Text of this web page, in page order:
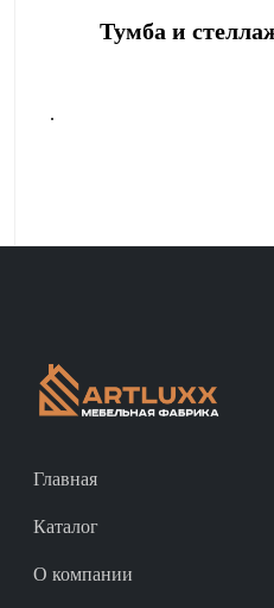
Тумба и
.
Главная
Каталог
О компании